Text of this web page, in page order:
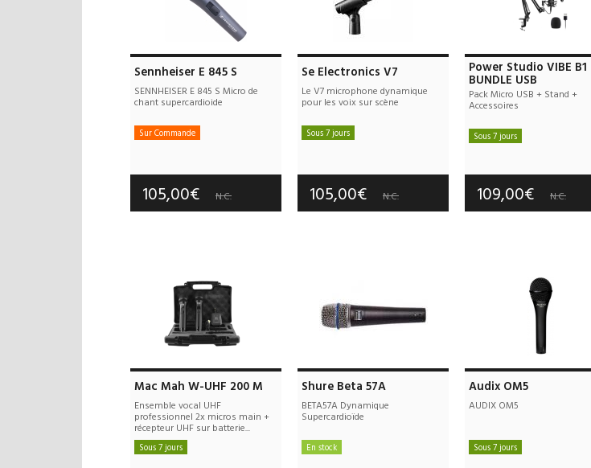
Sennheiser E 845 S
SENNHEISER E 845 S Micro de
chant supercardioide
Sur Commande
Garantie :3 an(s)
105,00€ N.C.
Se Electronics V7
Le V7 microphone dynamique
pour les voix sur scène
Sous 7 jours
Garantie :3 an(s)
105,00€ N.C.
Power Studio VIBE B1
BUNDLE USB
Pack Micro USB + Stand +
Accessoires
Sous 7 jours
Garantie :2 an(s)
109,00€ N.C.
Mac Mah W-UHF 200 M
Ensemble vocal UHF
professionnel 2x micros main +
récepteur UHF sur batterie...
Sous 7 jours
Shure Beta 57A
BETA57A Dynamique
Supercardioïde
En stock
Audix OM5
AUDIX OM5
Sous 7 jours